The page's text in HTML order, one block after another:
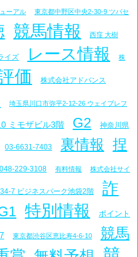
ーアル 東京都中野区中央2-30-9 ツバセ
競馬情報 西窪 大樹
イズ レース情報 株
価 株式会社アドバンス
埼玉県川口市弥平2-12-26 ウェイブレフ
ミモザビル3階 G2 神奈川県
03-6631-7403 裏情報 捏
048-229-3108 有料情報 株式会社サイ
7 ビジネスパーク池袋2階
詐
特別情報 ポイント
東京都渋谷区恵比寿4-6-10
競馬